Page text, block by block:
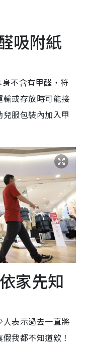
吸附紙
不含有甲醛，符
或存放時可能接
服包裝內加入甲
家先知
表示過去一直將
我都不知道欸！